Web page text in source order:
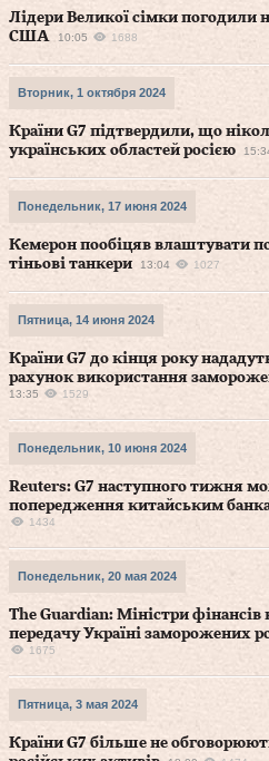
Лідери Великої сімки погодили
США
10:05 1688
Вторник, 1 октября 2024
Країни G7 підтвердили, що
українських областей росією
Понедельник, 17 июня 2024
Кемерон пообіцяв влаштувати
тіньові танкери
13:04 1027
Пятница, 14 июня 2024
Країни G7 до кінця року
рахунок використання
13:35 1529
Понедельник, 10 июня 2024
Reuters: G7 наступного тижня
попередження китайським
1434
Понедельник, 20 мая 2024
The Guardian: Міністри фінансів
передачу Україні заморожених
1675
Пятница, 3 мая 2024
Країни G7 більше не